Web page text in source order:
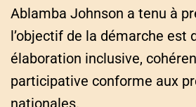
Ablamba Johnson a tenu à
l’objectif de la démarche est
élaboration inclusive,
participative conforme aux
nationales.